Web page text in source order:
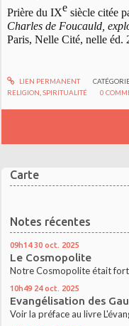
Carte
Notes récentes
09h14 30 oct. 2025
Le Cosmopolite
Notre Cosmopolite était fort
10h49 24 oct. 2025
Evangélisation des
Voir la préface au livre
Prière du IXe siècle citée
Charles de Foucauld,
Paris, Nelle Cité, nelle éd.
LIEN PERMANENT
RELIGION ,SPIRITUALITÉ 0